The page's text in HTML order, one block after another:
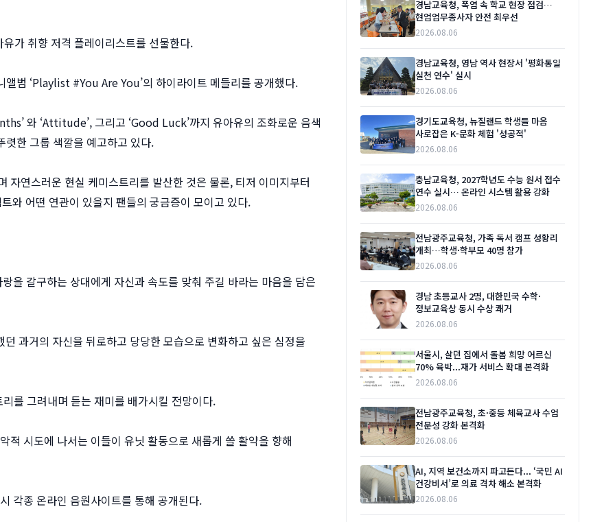
가 취향 저격 플레이리스트를 선물한다.
범 ‘Playlist #You Are You’의 하이라이트 메들리를 공개했다.
와 ‘Attitude’, 그리고 ‘Good Luck’까지 유아유의 조화로운 음색
한 그룹 색깔을 예고하고 있다.
자연스러운 현실 케미스트리를 발산한 것은 물론, 티저 이미지부터
와 어떤 연관이 있을지 팬들의 궁금증이 모이고 있다.
을 갈구하는 상대에게 자신과 속도를 맞춰 주길 바라는 마음을 담은
과거의 자신을 뒤로하고 당당한 모습으로 변화하고 싶은 심정을
를 그려내며 듣는 재미를 배가시킬 전망이다.
시도에 나서는 이들이 유닛 활동으로 새롭게 쓸 활약을 향해
각종 온라인 음원사이트를 통해 공개된다.
경남교육청, 폭염 속 학교 현장 점검…
현업업무종사자 안전 최우선
2026.08.06
경남교육청, 영남 역사 현장서 '평화통일
실천 연수' 실시
2026.08.06
경기도교육청, 뉴질랜드 학생들 마음
사로잡은 K-문화 체험 '성공적'
2026.08.06
충남교육청, 2027학년도 수능 원서 접수
연수 실시… 온라인 시스템 활용 강화
2026.08.06
전남광주교육청, 가족 독서 캠프 성황리
개최…학생·학부모 40명 참가
2026.08.06
경남 초등교사 2명, 대한민국 수학·
정보교육상 동시 수상 쾌거
2026.08.06
서울시, 살던 집에서 돌봄 희망 어르신
70% 육박...재가 서비스 확대 본격화
2026.08.06
전남광주교육청, 초·중등 체육교사 수업
전문성 강화 본격화
2026.08.06
AI, 지역 보건소까지 파고든다... ‘국민 AI
건강비서’로 의료 격차 해소 본격화
2026.08.06